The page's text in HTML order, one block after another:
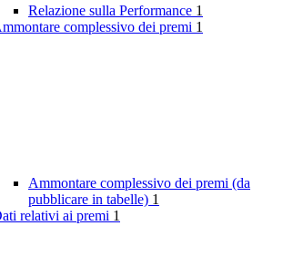
Relazione sulla Performance 1
complessivo dei premi 1
Ammontare complessivo dei premi (da
pubblicare in tabelle) 1
relativi ai premi 1